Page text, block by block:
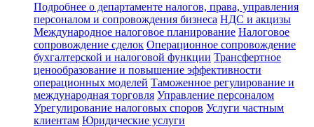
Подробнее о департаменте налогов, права, управления
персоналом и сопровождения бизнеса НДС и акцизы
Международное налоговое планирование Налоговое
сопровождение сделок Операционное сопровождение
бухгалтерской и налоговой функции Трансфертное
ценообразование и повышение эффективности
операционных моделей Таможенное регулирование и
международная торговля Управление персоналом
Урегулирование налоговых споров Услуги частным
клиентам Юридические услуги